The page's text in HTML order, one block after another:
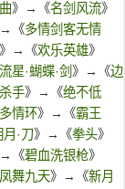
》→《名剑风流》
《多情剑客无情
》→《欢乐英雄》
流星·蝴蝶·剑 》→《边
手》→《绝不低
多情环》→《霸王
月·刀》→《拳头》
《碧血洗银枪》
凤舞九天》→《新月